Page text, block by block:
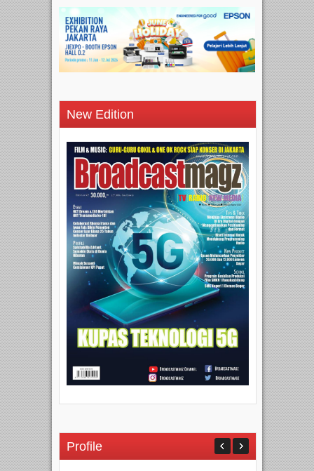
New Edition
Profile